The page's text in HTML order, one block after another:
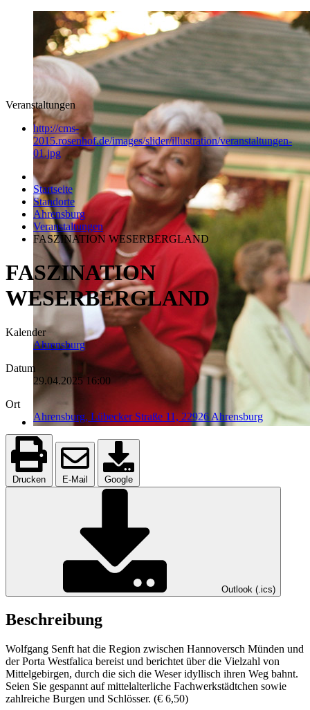
Veranstaltungen
http://cms-
2015.rosenhof.de/images/slider/illustration/veranstaltungen-
01.jpg
Startseite
Standorte
Ahrensburg
Veranstaltungen
FASZINATION WESERBERGLAND
FASZINATION
WESERBERGLAND
Kalender
Ahrensburg
Datum
29.04.2025 16:00
Ort
Ahrensburg, Lübecker Straße 11, 22926 Ahrensburg
Drucken E-Mail Google
Outlook (.ics)
Beschreibung
Wolfgang Senft hat die Region zwischen Hannoversch Münden und
der Porta Westfalica bereist und berichtet über die Vielzahl von
Mittelgebirgen, durch die sich die Weser idyllisch ihren Weg bahnt.
Seien Sie gespannt auf mittelalterliche Fachwerkstädtchen sowie
zahlreiche Burgen und Schlösser. (€ 6,50)